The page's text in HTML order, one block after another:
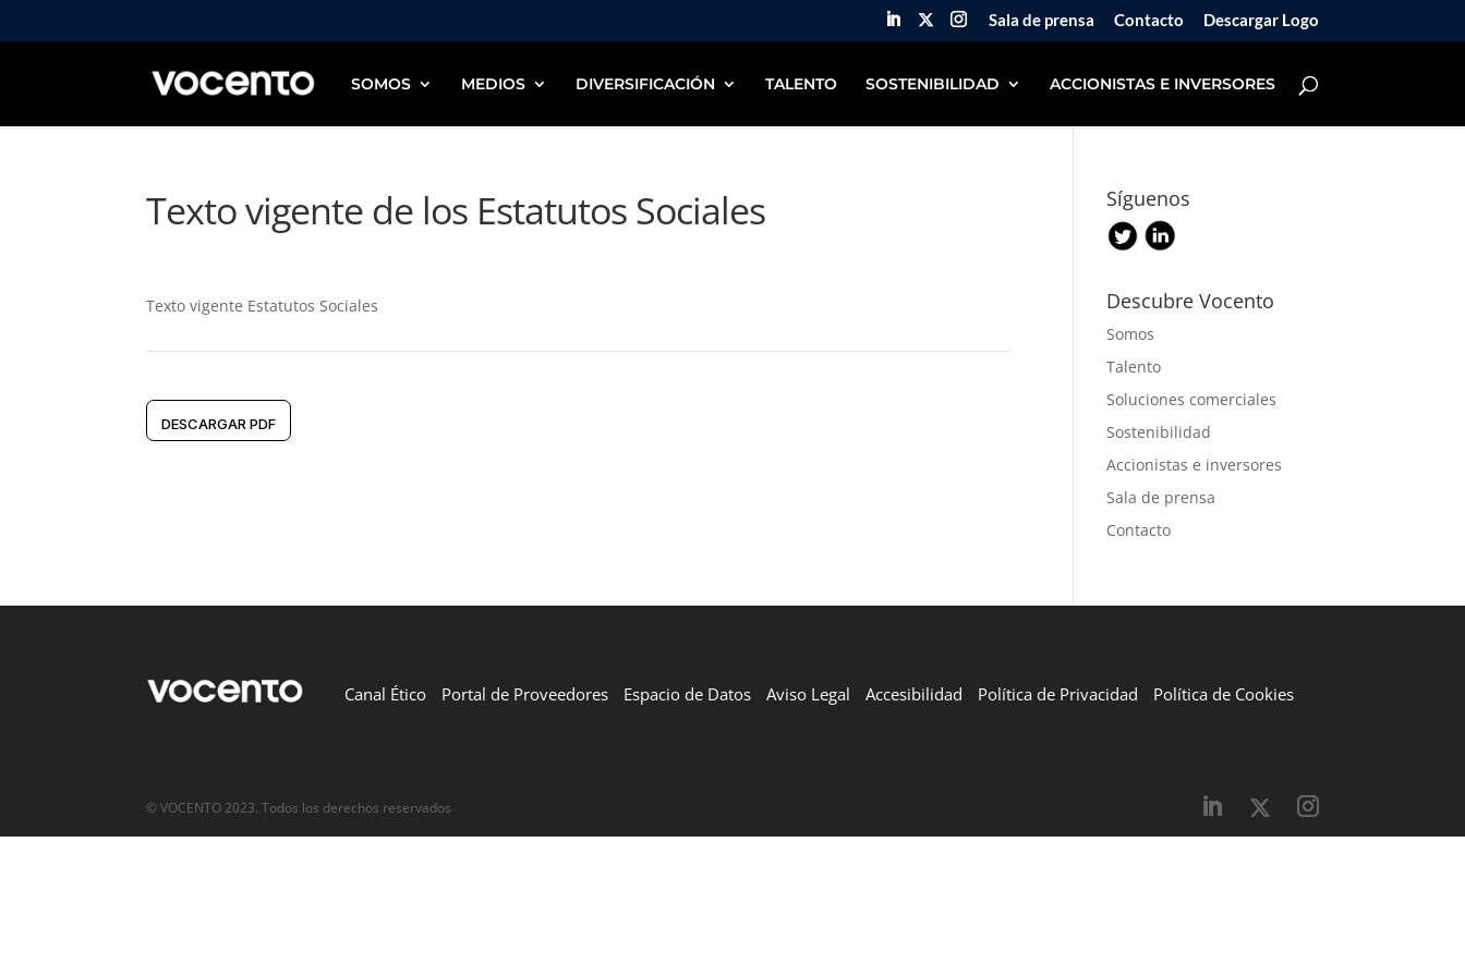
Sala de prensa Contacto Descargar Logo
SOMOS MEDIOS DIVERSIFICACIÓN TALENTO SOSTENIBILIDAD ACCIONISTAS E INVERSORES
Texto vigente de los Estatutos Sociales
Texto vigente Estatutos Sociales
DESCARGAR PDF
Síguenos
Descubre Vocento
Somos
Talento
Soluciones comerciales
Sostenibilidad
Accionistas e inversores
Sala de prensa
Contacto
Canal Ético Portal de Proveedores Espacio de Datos Aviso Legal Accesibilidad Política de Privacidad Política de Cookies
© VOCENTO 2023. Todos los derechos reservados